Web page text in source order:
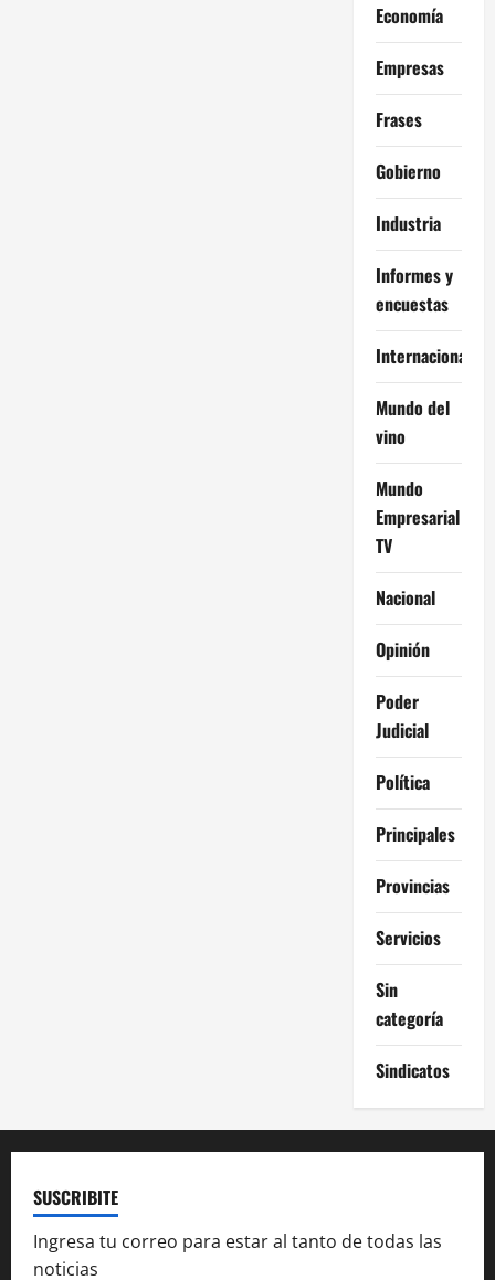
Economía
Empresas
Frases
Gobierno
Industria
Informes y
encuestas
Internacional
Mundo del
vino
Mundo
Empresarial
TV
Nacional
Opinión
Poder
Judicial
Política
Principales
Provincias
Servicios
Sin
categoría
Sindicatos
SUSCRIBITE
Ingresa tu correo para estar al tanto de todas las
noticias